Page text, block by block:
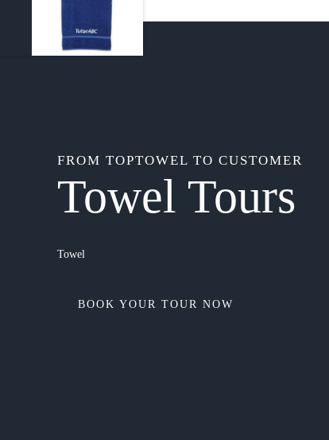
FROM TOPTOWEL TO CUSTOMER
Towel Tours
Towel
BOOK YOUR TOUR NOW